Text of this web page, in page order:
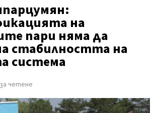
на
пари няма да
стабилността на
система
четене